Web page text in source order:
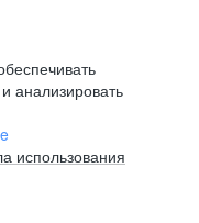
анализировать
использования